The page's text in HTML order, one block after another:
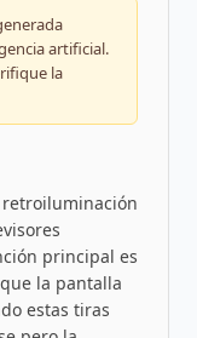
artificial.
la
retroiluminación
principal es
la pantalla
estas tiras